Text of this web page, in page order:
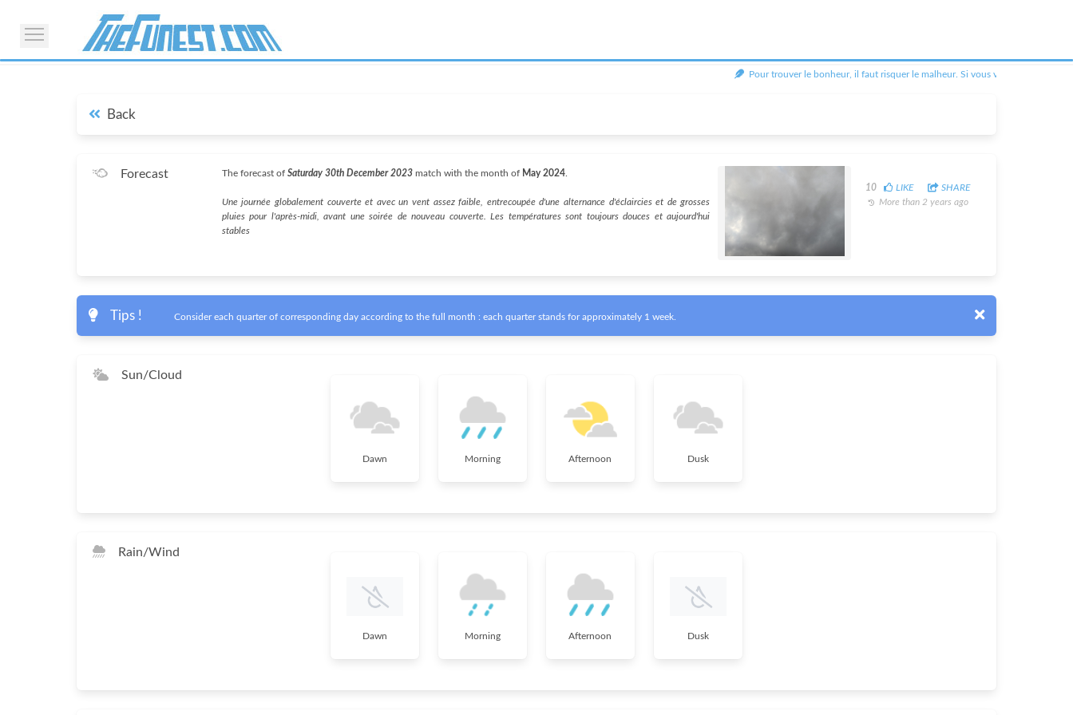
Pour trouver le bonheur, il faut risquer le malheur. Si vous voulez être
Back
Forecast The forecast of Saturday 30th December 2023 match with the month of May 2024.
Une journée globalement couverte et avec un vent assez faible, entrecoupée d'une alternance d'éclaircies et de grosses
pluies pour l'après-midi, avant une soirée de nouveau couverte. Les températures sont toujours douces et aujourd'hui
stables
10 LIKE
SHARE
More than 2 years ago
Tips ! Consider each quarter of corresponding day according to the full month : each quarter stands for approximately 1 week.
Sun/Cloud
Dawn Morning Afternoon Dusk
Rain/Wind
Dawn Morning Afternoon Dusk